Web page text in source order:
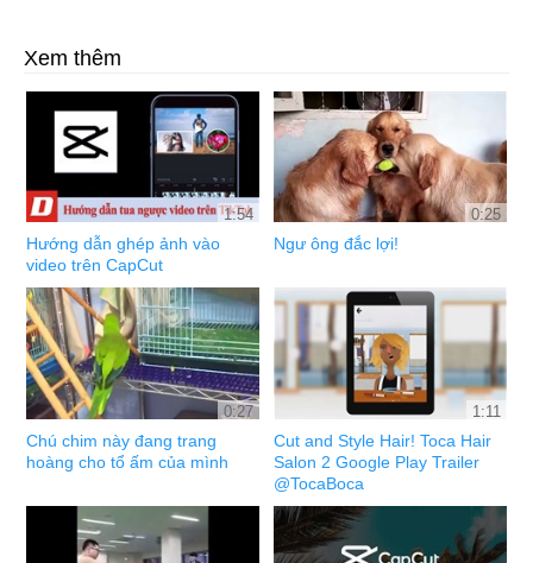
Xem thêm
1:54
Hướng dẫn ghép ảnh vào
video trên CapCut
0:25
Ngư ông đắc lợi!
0:27
Chú chim này đang trang
hoàng cho tổ ấm của mình
1:11
Cut and Style Hair! Toca Hair
Salon 2 Google Play Trailer
@TocaBoca